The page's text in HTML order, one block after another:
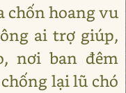
chốn hoang vu
ai trợ giúp,
nơi ban đêm
lại lũ chó